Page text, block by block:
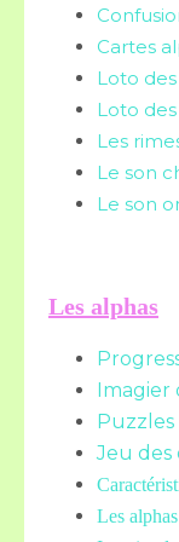
Cartes
Loto
Loto
Les
Le son
Le son
Les alphas
Imagier
Puzzles
Jeu des
Les